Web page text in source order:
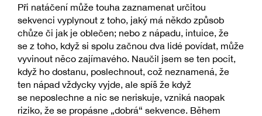
Při natáčení může touha zaznamenat určitou
sekvenci vyplynout z toho, jaký má někdo způsob
chůze či jak je oblečen; nebo z nápadu, intuice, že
se z toho, když si spolu začnou dva lidé povídat, může
vyvinout něco zajímavého. Naučil jsem se ten pocit,
když ho dostanu, poslechnout, což neznamená, že
ten nápad vždycky vyjde, ale spíš že když
se neposlechne a nic se neriskuje, vzniká naopak
riziko, že se propásne „dobrá“ sekvence. Během